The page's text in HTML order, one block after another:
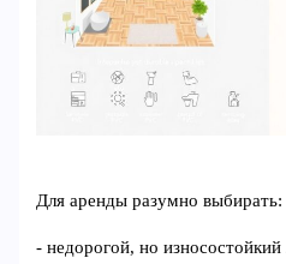
Для аренды разумно выбирать:
- недорогой, но